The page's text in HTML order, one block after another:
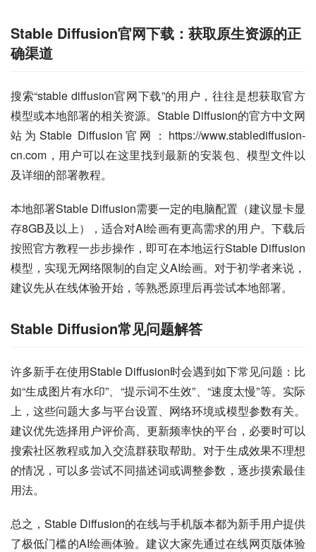
Stable Diffusion官网下载：获取原生资源的正
确渠道
搜索“stable diffusion官网下载”的用户，往往是想获取官方
模型或本地部署的相关资源。Stable Diffusion的官方中文网
站为Stable Diffusion官网：https://www.stablediffusion-
cn.com，用户可以在这里找到最新的安装包、模型文件以
及详细的部署教程。
本地部署Stable Diffusion需要一定的电脑配置（建议显卡显
存8GB及以上），适合对AI绘画有更高需求的用户。下载后
按照官方教程一步步操作，即可在本地运行Stable Diffusion
模型，实现无网络限制的自定义AI绘画。对于初学者来说，
建议先从在线体验开始，等熟悉原理后再尝试本地部署。
Stable Diffusion常见问题解答
许多新手在使用Stable Diffusion时会遇到如下常见问题：比
如“生成图片有水印”、“提示词不生效”、“速度太慢”等。实际
上，这些问题大多与平台设置、网络环境或模型参数有关。
建议优先选择用户评价高、更新频率快的平台，必要时可以
搜索社区教程或加入交流群获取帮助。对于生成效果不理想
的情况，可以多尝试不同描述词或调整参数，逐步摸索最佳
用法。
总之，Stable Diffusion的在线与手机版本都为新手用户提供
了极低门槛的AI绘画体验。建议大家先通过在线网页版体验